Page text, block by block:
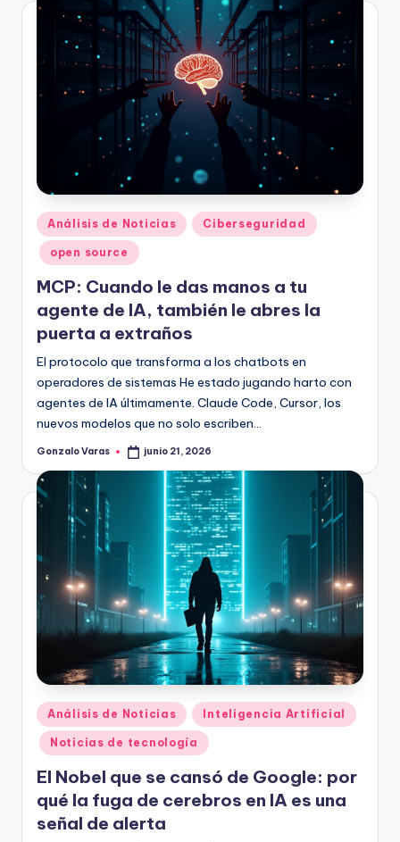
Publicado
en
Análisis de Noticias Ciberseguridad
open source
MCP: Cuando le das manos a tu
agente de IA, también le abres la
puerta a extraños
El protocolo que transforma a los chatbots en
operadores de sistemas He estado jugando harto con
agentes de IA últimamente. Claude Code, Cursor, los
nuevos modelos que no solo escriben…
Publicado
Gonzalo Varas junio 21, 2026
Publicado
en
Análisis de Noticias Inteligencia Artificial
Noticias de tecnología
El Nobel que se cansó de Google: por
qué la fuga de cerebros en IA es una
señal de alerta